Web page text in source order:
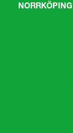
NORRKÖPING